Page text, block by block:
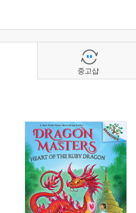
중고샵